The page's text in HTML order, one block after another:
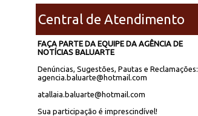
Central de Atendimento
FAÇA PARTE DA EQUIPE DA AGÊNCIA DE
NOTÍCIAS BALUARTE
Denúncias, Sugestões, Pautas e Reclamações:
agencia.baluarte@hotmail.com
atallaia.baluarte@hotmail.com
Sua participação é imprescindível!